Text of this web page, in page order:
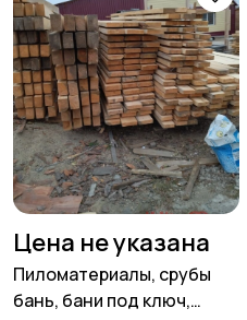
Цена не указана
Пиломатериалы, срубы
бань, бани под ключ,